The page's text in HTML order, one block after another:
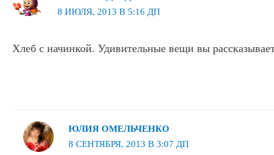
8 ИЮЛЯ, 2013 В 5:16 ДП
Хлеб с начинкой. Удивительные вещи вы
ЮЛИЯ ОМЕЛЬЧЕНКО
8 СЕНТЯБРЯ, 2013 В 3:07 ДП